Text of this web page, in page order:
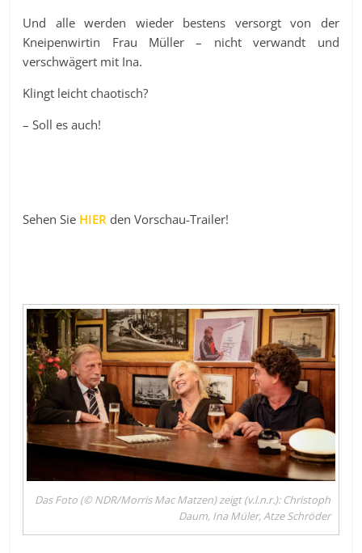
Und alle werden wieder bestens versorgt von der
Kneipenwirtin Frau Müller – nicht verwandt und
verschwägert mit Ina.
Klingt leicht chaotisch?
– Soll es auch!
Sehen Sie HIER den Vorschau-Trailer!
Das Foto (© NDR/Morris Mac Matzen) zeigt (v.l.n.r.): Christoph
Daum, Ina Müler, Atze Schröder